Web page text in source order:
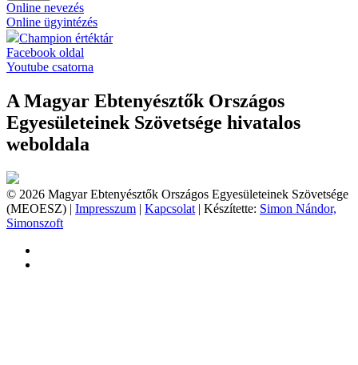
Online nevezés
Online ügyintézés
Champion értéktár
Facebook oldal
Youtube csatorna
A Magyar Ebtenyésztők Országos
Egyesületeinek Szövetsége hivatalos
weboldala
© 2026 Magyar Ebtenyésztők Országos Egyesületeinek Szövetsége
(MEOESZ) | Impresszum | Kapcsolat | Készítette: Simon Nándor,
Simonszoft